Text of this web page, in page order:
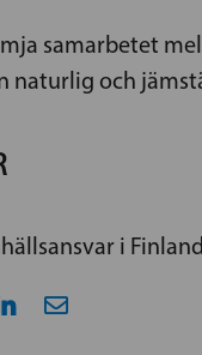
samarbetet
naturlig och
i